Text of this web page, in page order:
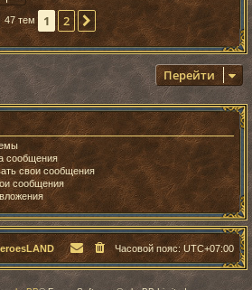
47 тем 1 2 След.
Перейти
сообщения
свои сообщения
сообщения
Часовой пояс:UTC+07:00